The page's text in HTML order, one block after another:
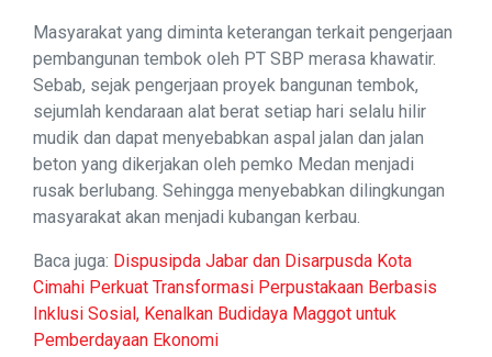
Masyarakat yang diminta keterangan terkait pengerjaan
pembangunan tembok oleh PT SBP merasa khawatir.
Sebab, sejak pengerjaan proyek bangunan tembok,
sejumlah kendaraan alat berat setiap hari selalu hilir
mudik dan dapat menyebabkan aspal jalan dan jalan
beton yang dikerjakan oleh pemko Medan menjadi
rusak berlubang. Sehingga menyebabkan dilingkungan
masyarakat akan menjadi kubangan kerbau.
Baca juga: Dispusipda Jabar dan Disarpusda Kota
Cimahi Perkuat Transformasi Perpustakaan Berbasis
Inklusi Sosial, Kenalkan Budidaya Maggot untuk
Pemberdayaan Ekonomi